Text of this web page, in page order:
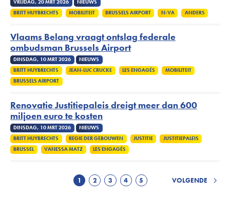
VRIJDAG, 20 MRT 2026
NIEUWS
BRITT HUYBRECHTS
MOBILITEIT BRUSSELS AIRPORT N-VA ANDERS
Vlaams Belang vraagt ontslag federale
ombudsman Brussels Airport
DINSDAG, 10 MRT 2026
NIEUWS
BRITT HUYBRECHTS
JEAN-LUC CRUCKE LES ENGAGÉS
MOBILITEIT
BRUSSELS AIRPORT
Renovatie Justitiepaleis dreigt meer dan 600
miljoen euro te kosten
DINSDAG, 10 MRT 2026
NIEUWS
BRITT HUYBRECHTS
REGIE DER GEBOUWEN JUSTITIE
JUSTITIEPALEIS
BRUSSEL
VANESSA MATZ LES ENGAGÉS
Huidige
pagina
1 Pagina
2 Pagina
3 Pagina
4 Pagina
5
VOLGENDE
VOLGENDE